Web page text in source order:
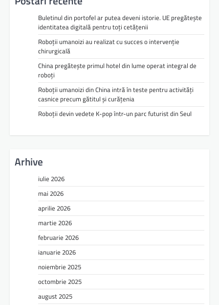
Buletinul din portofel ar putea deveni istorie. UE pregătește
identitatea digitală pentru toți cetățenii
Roboții umanoizi au realizat cu succes o intervenție
chirurgicală
China pregătește primul hotel din lume operat integral de
roboți
Roboții umanoizi din China intră în teste pentru activități
casnice precum gătitul și curățenia
Roboții devin vedete K-pop într-un parc futurist din Seul
Arhive
iulie 2026
mai 2026
aprilie 2026
martie 2026
februarie 2026
ianuarie 2026
noiembrie 2025
octombrie 2025
august 2025